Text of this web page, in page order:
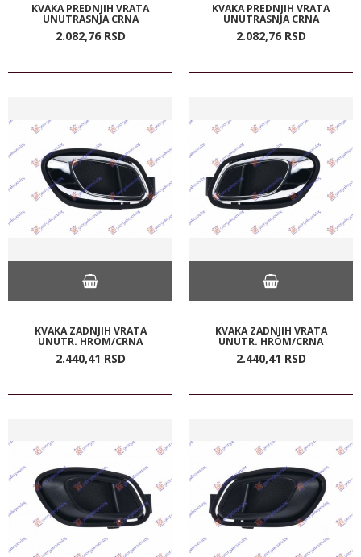
KVAKA PREDNJIH VRATA
UNUTRASNJA CRNA
2.082,76 RSD
KVAKA PREDNJIH VRATA
UNUTRASNJA CRNA
2.082,76 RSD
KVAKA ZADNJIH VRATA
UNUTR. HROM/CRNA
2.440,41 RSD
KVAKA ZADNJIH VRATA
UNUTR. HROM/CRNA
2.440,41 RSD